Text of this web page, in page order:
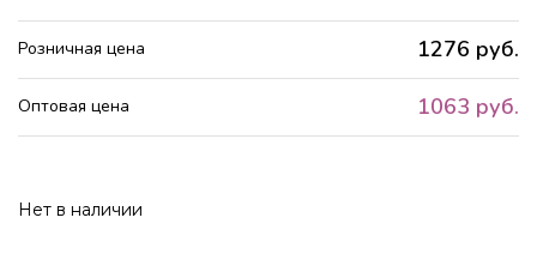
Розничная цена 1276 руб.
Оптовая цена 1063 руб.
Нет в наличии